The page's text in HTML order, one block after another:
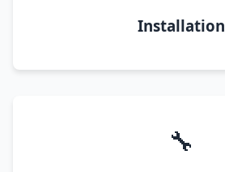
Installation
🔧